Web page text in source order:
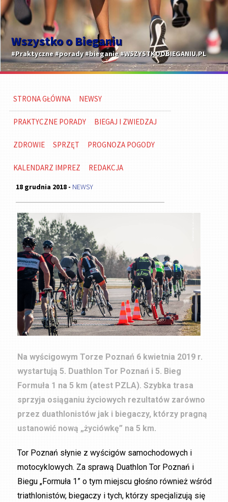
Wszystko o Bieganiu
#Praktyczne #porady #bieganie #WSZYSTKOOBIEGANIU.PL
STRONA GŁÓWNA NEWSY
PRAKTYCZNE PORADY BIEGAJ I ZWIEDZAJ
ZDROWIE SPRZĘT PROGNOZA POGODY
KALENDARZ IMPREZ REDAKCJA
18 grudnia 2018 - NEWSY
Na wyścigowym Torze Poznań 6 kwietnia 2019 r.
wystartują 5. Duathlon Tor Poznań i 5. Bieg
Formuła 1 na 5 km (atest PZLA). Szybka trasa
sprzyja osiąganiu życiowych rezultatów zarówno
przez duathlonistów jak i biegaczy, którzy pragną
ustanowić nową „życiówkę” na 5 km.
Tor Poznań słynie z wyścigów samochodowych i
motocyklowych. Za sprawą Duathlon Tor Poznań i
Biegu „Formuła 1” o tym miejscu głośno również wśród
triathlonistów, biegaczy i tych, którzy specjalizują się